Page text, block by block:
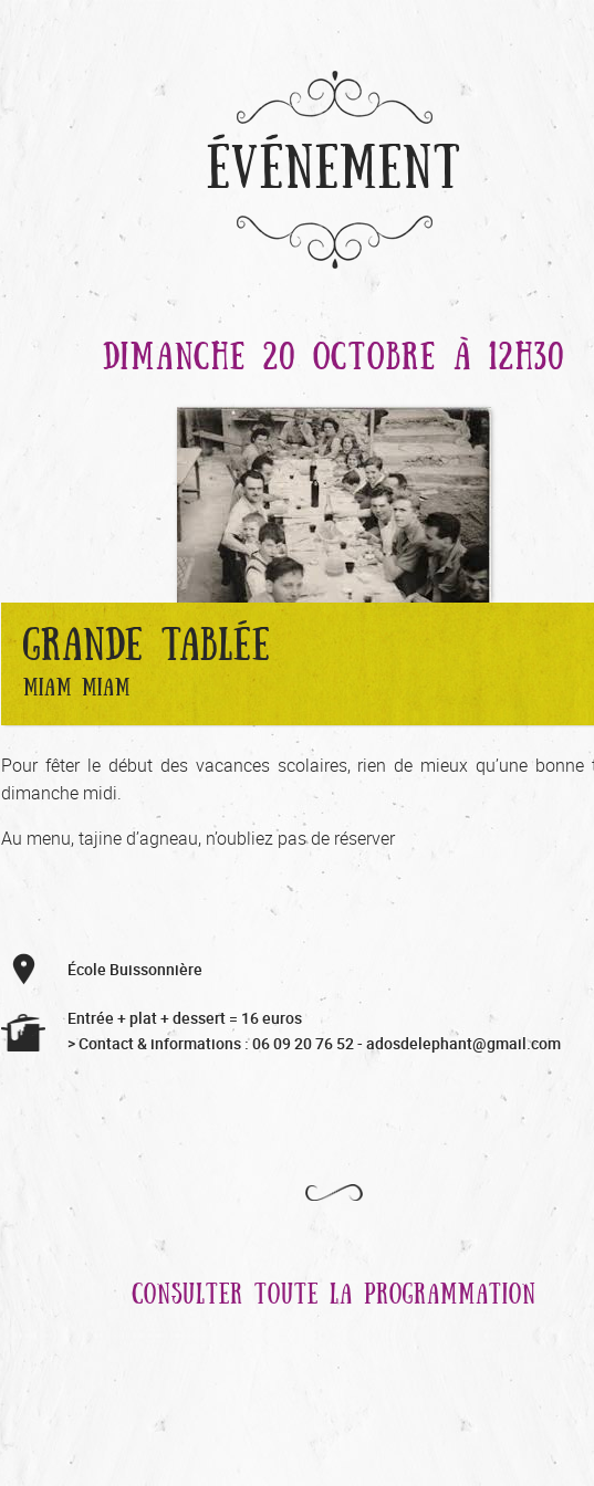
ÉVÉNEMENT
DIMANCHE 20 OCTOBRE À 12H30
GRANDE TABLÉE
MIAM MIAM
Pour fêter le début des vacances scolaires, rien de mieux qu’une bonne
dimanche midi.
Au menu, tajine d’agneau, n’oubliez pas de réserver
École Buissonnière
Entrée + plat + dessert = 16 euros
> Contact & informations : 06 09 20 76 52 - adosdelephant@gmail.com
CONSULTER TOUTE LA PROGRAMMATION